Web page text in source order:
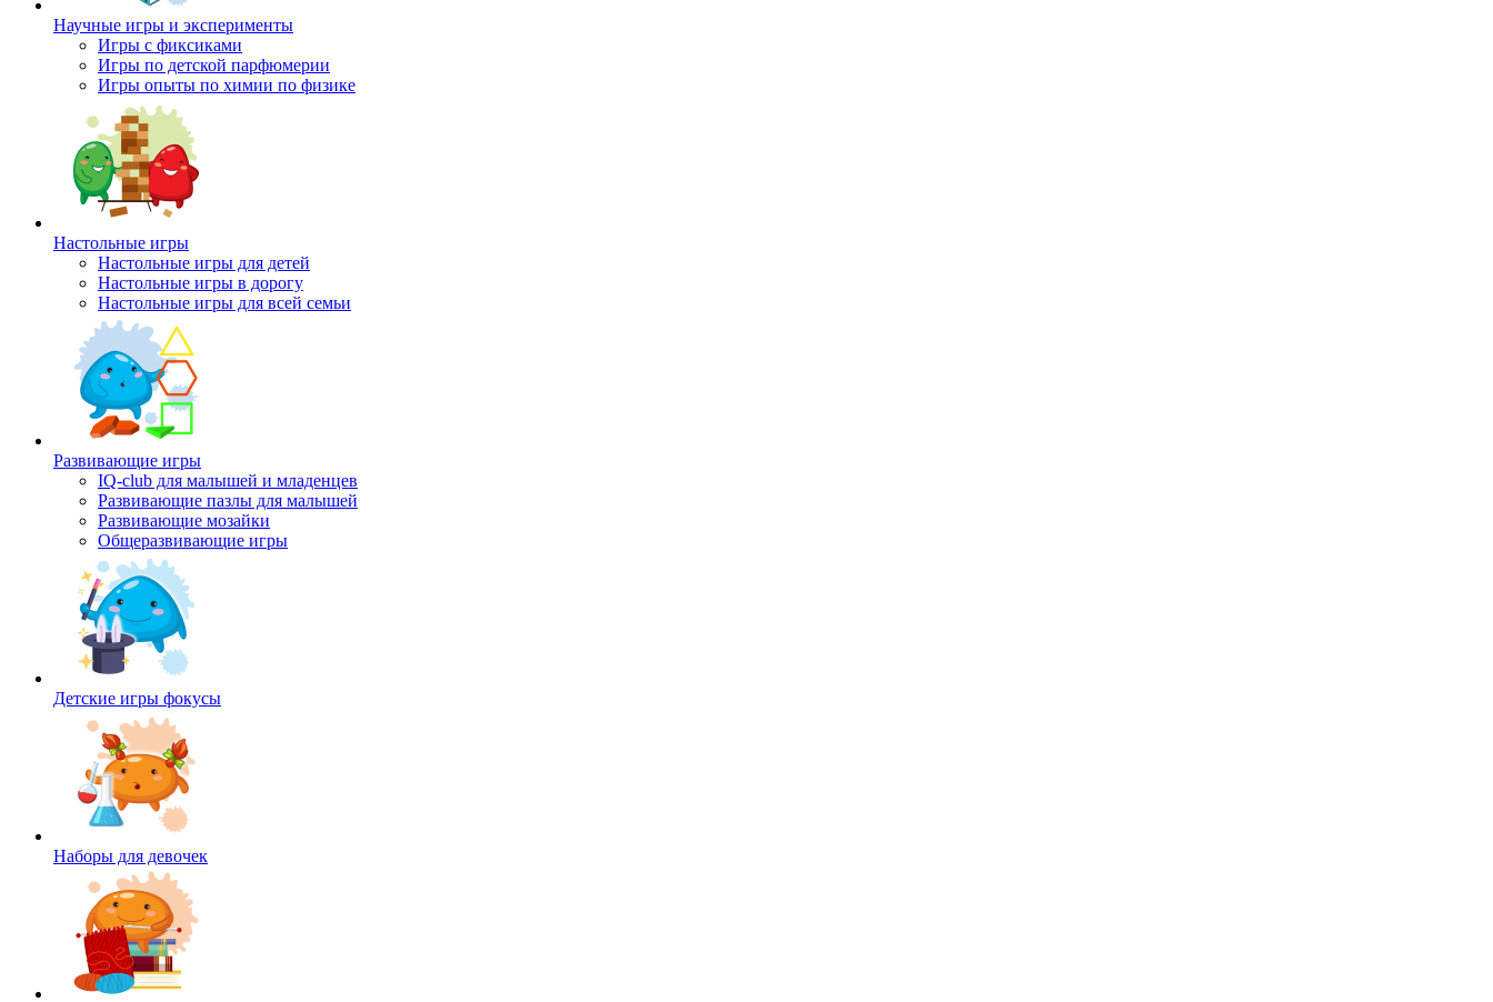
Научные игры и эксперименты
Игры с фиксиками
Игры по детской парфюмерии
Игры опыты по химии по физике
Настольные игры
Настольные игры для детей
Настольные игры в дорогу
Настольные игры для всей семьи
Развивающие игры
IQ-club для малышей и младенцев
Развивающие пазлы для малышей
Развивающие мозайки
Общеразвивающие игры
Детские игры фокусы
Наборы для девочек